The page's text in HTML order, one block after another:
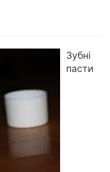
Зубні
пасти